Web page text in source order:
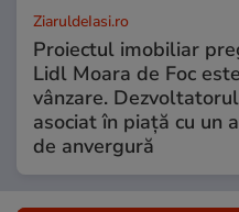
ZiaruldeIasi.ro
Proiectul imobiliar
Lidl Moara de Foc
vânzare.
asociat în piață cu un
de anvergură